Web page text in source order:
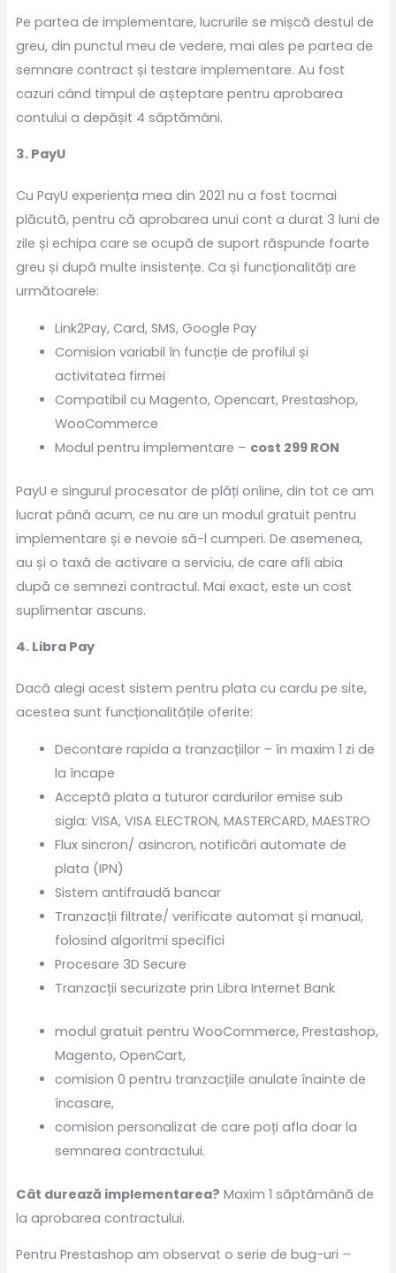
Pe partea de implementare, lucrurile se mișcă destul de
greu, din punctul meu de vedere, mai ales pe partea de
semnare contract și testare implementare. Au fost
cazuri când timpul de așteptare pentru aprobarea
contului a depășit 4 săptămâni.
3. PayU
Cu PayU experiența mea din 2021 nu a fost tocmai
plăcută, pentru că aprobarea unui cont a durat 3 luni de
zile și echipa care se ocupă de suport răspunde foarte
greu și după multe insistențe. Ca și funcționalități are
următoarele:
Link2Pay, Card, SMS, Google Pay
Comision variabil în funcție de profilul și
activitatea firmei
Compatibil cu Magento, Opencart, Prestashop,
WooCommerce
Modul pentru implementare – cost 299 RON
PayU e singurul procesator de plăți online, din tot ce am
lucrat până acum, ce nu are un modul gratuit pentru
implementare și e nevoie să-l cumperi. De asemenea,
au și o taxă de activare a serviciu, de care afli abia
după ce semnezi contractul. Mai exact, este un cost
suplimentar ascuns.
4. Libra Pay
Dacă alegi acest sistem pentru plata cu cardu pe site,
acestea sunt funcționalitățile oferite:
Decontare rapida a tranzacțiilor – în maxim 1 zi de
la încape
Acceptă plata a tuturor cardurilor emise sub
sigla: VISA, VISA ELECTRON, MASTERCARD, MAESTRO
Flux sincron/ asincron, notificări automate de
plata (IPN)
Sistem antifraudă bancar
Tranzacții filtrate/ verificate automat și manual,
folosind algoritmi specifici
Procesare 3D Secure
Tranzacții securizate prin Libra Internet Bank
modul gratuit pentru WooCommerce, Prestashop,
Magento, OpenCart,
comision 0 pentru tranzacțiile anulate înainte de
încasare,
comision personalizat de care poți afla doar la
semnarea contractului.
Cât durează implementarea? Maxim 1 săptămână de
la aprobarea contractului.
Pentru Prestashop am observat o serie de bug-uri –